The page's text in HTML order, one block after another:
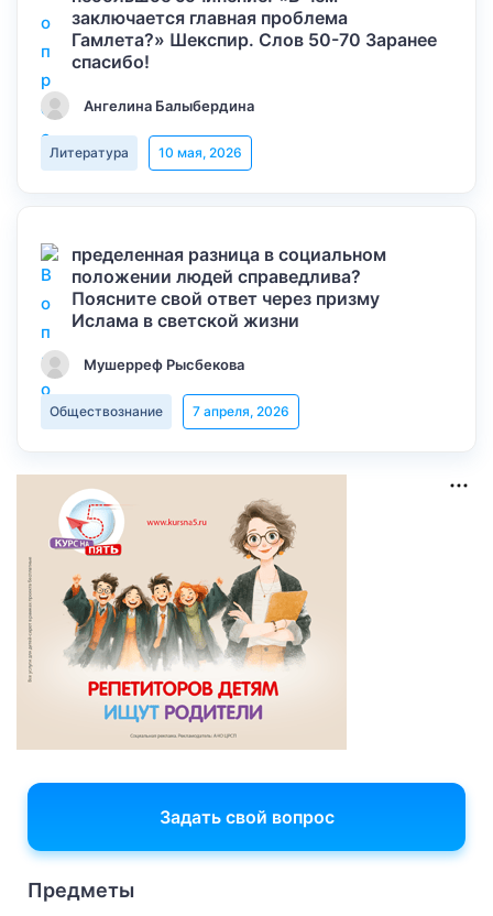
заключается главная проблема
Гамлета?» Шекспир. Слов 50-70 Заранее
спасибо!
Ангелина Балыбердина
Литература 10 мая, 2026
пределенная разница в социальном
положении людей справедлива?
Поясните свой ответ через призму
Ислама в светской жизни
Мушерреф Рысбекова
Обществознание 7 апреля, 2026
Задать свой вопрос
Предметы